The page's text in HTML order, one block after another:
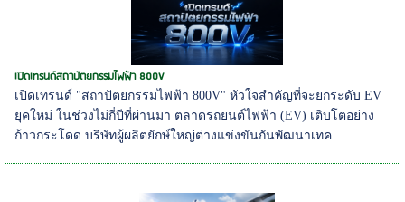
เปิดเทรนด์สถาปัตยกรรมไฟฟ้า 800V
เปิดเทรนด์ "สถาปัตยกรรมไฟฟ้า 800V" หัวใจสำคัญที่จะยกระดับ EV
ยุคใหม่ ในช่วงไม่กี่ปีที่ผ่านมา ตลาดรถยนต์ไฟฟ้า (EV) เติบโตอย่าง
ก้าวกระโดด บริษัทผู้ผลิตยักษ์ใหญ่ต่างแข่งขันกันพัฒนาเทค...